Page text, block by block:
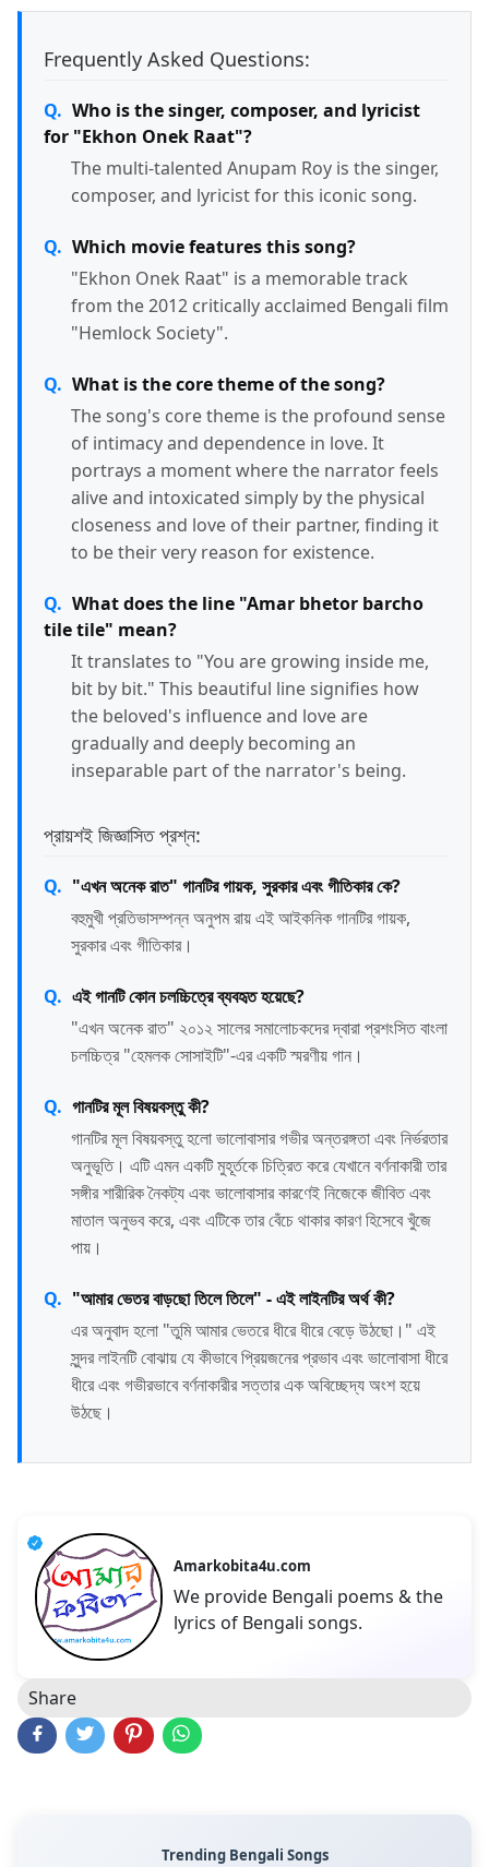
Frequently Asked Questions:
Who is the singer, composer, and lyricist
for "Ekhon Onek Raat"?
The multi-talented Anupam Roy is the singer,
composer, and lyricist for this iconic song.
Which movie features this song?
"Ekhon Onek Raat" is a memorable track
from the 2012 critically acclaimed Bengali film
"Hemlock Society".
What is the core theme of the song?
The song's core theme is the profound sense
of intimacy and dependence in love. It
portrays a moment where the narrator feels
alive and intoxicated simply by the physical
closeness and love of their partner, finding it
to be their very reason for existence.
What does the line "Amar bhetor barcho
tile tile" mean?
It translates to "You are growing inside me,
bit by bit." This beautiful line signifies how
the beloved's influence and love are
gradually and deeply becoming an
inseparable part of the narrator's being.
প্রায়শই জিজ্ঞাসিত প্রশ্ন:
"এখন অনেক রাত" গানটির গায়ক, সুরকার এবং গীতিকার কে?
বহুমুখী প্রতিভাসম্পন্ন অনুপম রায় এই আইকনিক গানটির গায়ক,
সুরকার এবং গীতিকার।
এই গানটি কোন চলচ্চিত্রে ব্যবহৃত হয়েছে?
"এখন অনেক রাত" ২০১২ সালের সমালোচকদের দ্বারা প্রশংসিত বাংলা
চলচ্চিত্র "হেমলক সোসাইটি"-এর একটি স্মরণীয় গান।
গানটির মূল বিষয়বস্তু কী?
গানটির মূল বিষয়বস্তু হলো ভালোবাসার গভীর অন্তরঙ্গতা এবং নির্ভরতার
অনুভূতি। এটি এমন একটি মুহূর্তকে চিত্রিত করে যেখানে বর্ণনাকারী তার
সঙ্গীর শারীরিক নৈকট্য এবং ভালোবাসার কারণেই নিজেকে জীবিত এবং
মাতাল অনুভব করে, এবং এটিকে তার বেঁচে থাকার কারণ হিসেবে খুঁজে
পায়।
"আমার ভেতর বাড়ছো তিলে তিলে" - এই লাইনটির অর্থ কী?
এর অনুবাদ হলো "তুমি আমার ভেতরে ধীরে ধীরে বেড়ে উঠছো।" এই
সুন্দর লাইনটি বোঝায় যে কীভাবে প্রিয়জনের প্রভাব এবং ভালোবাসা ধীরে
ধীরে এবং গভীরভাবে বর্ণনাকারীর সত্তার এক অবিচ্ছেদ্য অংশ হয়ে
উঠছে।
Amarkobita4u.com
We provide Bengali poems & the
lyrics of Bengali songs.
Share
Trending Bengali Songs